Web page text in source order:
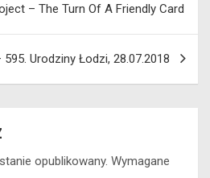
– The Turn Of A Friendly Card
Urodziny Łodzi, 28.07.2018
opublikowany. Wymagane